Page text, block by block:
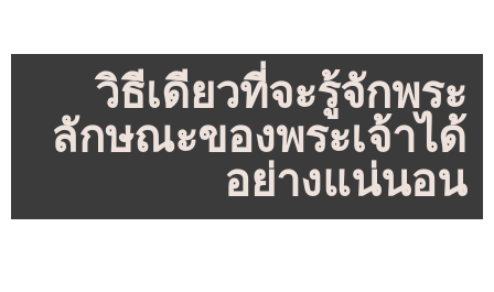
วิธีเดียวที่จะรู้จักพระ
ลักษณะของพระเจ้าได้
อย่างแน่นอน